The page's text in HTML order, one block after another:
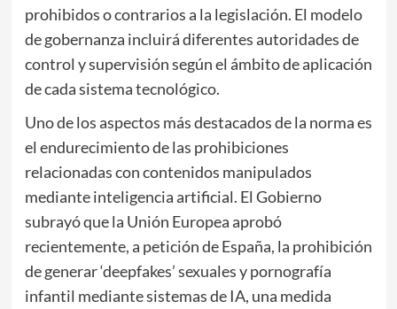
prohibidos o contrarios a la legislación. El modelo
de gobernanza incluirá diferentes autoridades de
control y supervisión según el ámbito de aplicación
de cada sistema tecnológico.
Uno de los aspectos más destacados de la norma es
el endurecimiento de las prohibiciones
relacionadas con contenidos manipulados
mediante inteligencia artificial. El Gobierno
subrayó que la Unión Europea aprobó
recientemente, a petición de España, la prohibición
de generar ‘deepfakes’ sexuales y pornografía
infantil mediante sistemas de IA, una medida